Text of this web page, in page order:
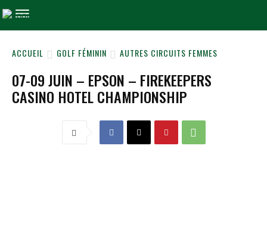
ACCUEIL GOLF FÉMININ AUTRES CIRCUITS FEMMES
07-09 JUIN – EPSON – FIREKEEPERS
CASINO HOTEL CHAMPIONSHIP